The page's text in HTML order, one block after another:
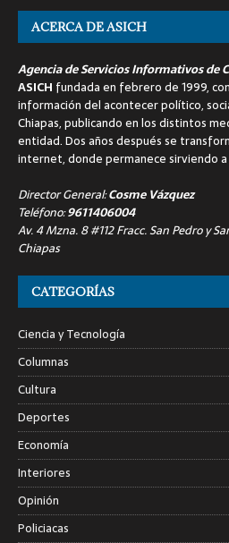
ACERCA DE ASICH
Agencia de Servicios Informativos de
ASICH fundada en febrero de 1999,
información del acontecer político,
Chiapas, publicando en los distintos
entidad. Dos años después se
internet, donde permanece sirviendo a
Director General:Cosme Vázquez
Teléfono:9611406004
Av. 4 Mzna. 8 #112 Fracc. San Pedro y
Chiapas
CATEGORÍAS
Ciencia y Tecnología
Columnas
Cultura
Deportes
Economía
Interiores
Opinión
Policiacas